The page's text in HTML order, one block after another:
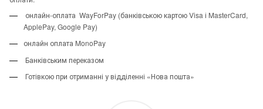
онлайн-оплата WayForPay (банківською картою Visa і MasterCard,
ApplePay, Google Pay)
онлайн оплата MonoPay
Банківським переказом
Готівкою при отриманні у відділенні «Нова пошта»